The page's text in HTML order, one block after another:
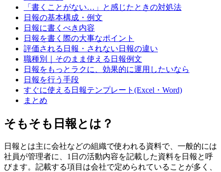
「書くことがない…」と感じたときの対処法
日報の基本構成・例文
日報に書くべき内容
日報を書く際の大事なポイント
評価される日報・されない日報の違い
職種別｜そのまま使える日報例文
日報をもっとラクに、効果的に運用したいなら
日報を行う手段
すぐに使える日報テンプレート(Excel・Word)
まとめ
そもそも日報とは？
日報とは主に会社などの組織で使われる資料で、一般的には
社員が管理者に、1日の活動内容を記載した資料を日報と呼
びます。記載する項目は会社で定められていることが多く、